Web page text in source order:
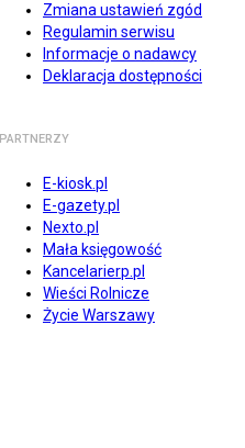
Zmiana ustawień zgód
Regulamin serwisu
Informacje o nadawcy
Deklaracja dostępności
PARTNERZY
E-kiosk.pl
E-gazety.pl
Nexto.pl
Mała księgowość
Kancelarierp.pl
Wieści Rolnicze
Życie Warszawy